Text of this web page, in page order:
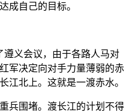
成自己的目标。
遵义会议，由于各路人马对
军决定向对手力量薄弱的赤
江北上。这就是一渡赤水。
兵围堵。渡长江的计划不得